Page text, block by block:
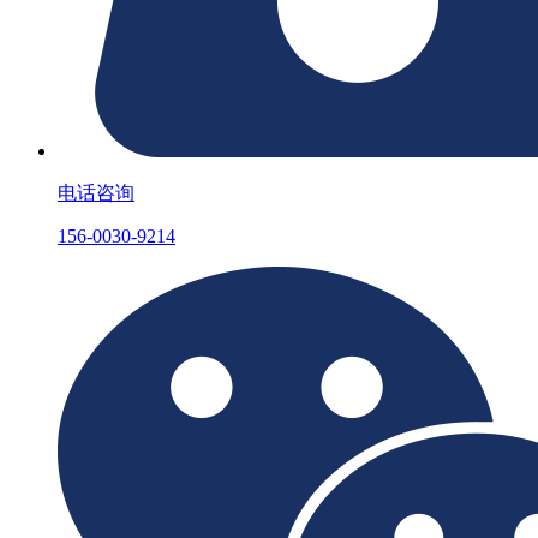
电话咨询
156-0030-9214